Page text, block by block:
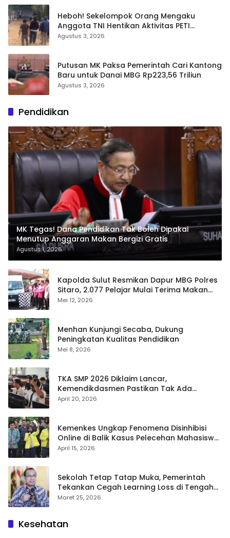
Heboh! Sekelompok Orang Mengaku
Anggota TNI Hentikan Aktivitas PETI
Ratatotok: Video Adu Mulut dan Aksi
Agustus 3, 2026
Putusan MK Paksa Pemerintah Cari Kantong
Baru untuk Danai MBG Rp223,56 Triliun
Agustus 3, 2026
Pendidikan
MK Tegas! Dana Pendidikan Tak Boleh Dipakai
Menutup Anggaran Makan Bergizi Gratis
Agustus 1, 2026
Kapolda Sulut Resmikan Dapur MBG Polres
Sitaro, 2.077 Pelajar Mulai Terima Makan
Gratis
Mei 12, 2026
Menhan Kunjungi Secaba, Dukung
Peningkatan Kualitas Pendidikan
Mei 8, 2026
TKA SMP 2026 Diklaim Lancar,
Kemendikdasmen Pastikan Tak Ada
Kebocoran Soal
April 20, 2026
Kemenkes Ungkap Fenomena Disinhibisi
Online di Balik Kasus Pelecehan Mahasiswa
FH UI
April 15, 2026
Sekolah Tetap Tatap Muka, Pemerintah
Tekankan Cegah Learning Loss di Tengah
Krisis Global
Maret 25, 2026
Kesehatan